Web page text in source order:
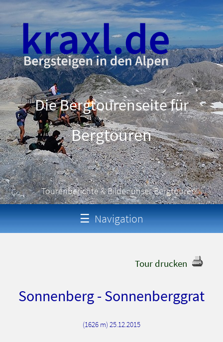
Die Bergtourenseite für
Schneeschuhtouren
Tourenberichte & Bilder unser Bergtouren
☰Navigation
Tour drucken
Sonnenberg - Sonnenberggrat
(1626 m) 25.12.2015